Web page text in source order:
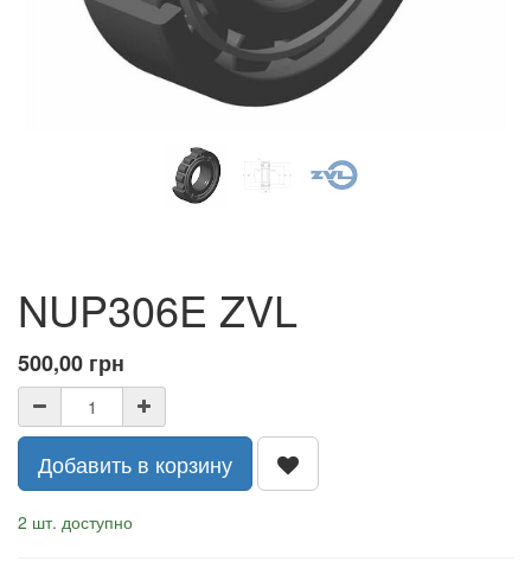
NUP306E ZVL
500,00 грн
Добавить в корзину
2 шт. доступно